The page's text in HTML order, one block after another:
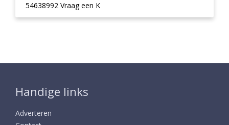
54638992 Vraag een K
Handige links
Adverteren